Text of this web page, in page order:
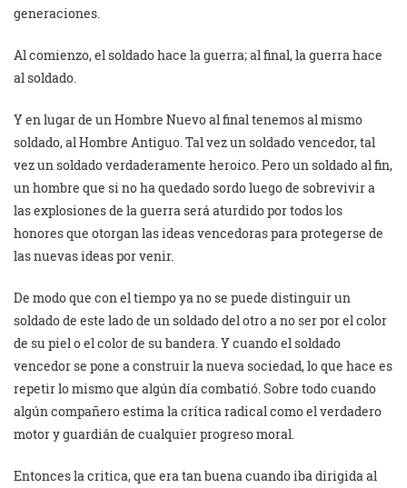
generaciones.
Al comienzo, el soldado hace la guerra; al final, la guerra hace
al soldado.
Y en lugar de un Hombre Nuevo al final tenemos al mismo
soldado, al Hombre Antiguo. Tal vez un soldado vencedor, tal
vez un soldado verdaderamente heroico. Pero un soldado al fin,
un hombre que si no ha quedado sordo luego de sobrevivir a
las explosiones de la guerra será aturdido por todos los
honores que otorgan las ideas vencedoras para protegerse de
las nuevas ideas por venir.
De modo que con el tiempo ya no se puede distinguir un
soldado de este lado de un soldado del otro a no ser por el color
de su piel o el color de su bandera. Y cuando el soldado
vencedor se pone a construir la nueva sociedad, lo que hace es
repetir lo mismo que algún día combatió. Sobre todo cuando
algún compañero estima la crítica radical como el verdadero
motor y guardián de cualquier progreso moral.
Entonces la critica, que era tan buena cuando iba dirigida al